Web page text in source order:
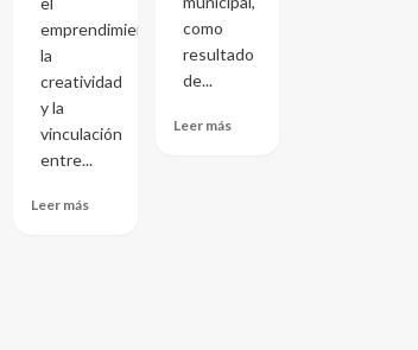
emprendimiento,
la
creatividad
y la
vinculación
entre...
Leer más
como
resultado
de...
Leer más